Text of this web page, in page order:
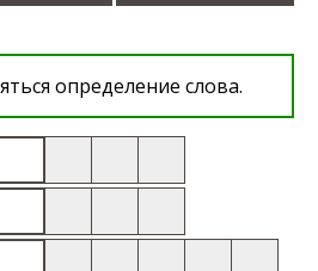
определение слова.